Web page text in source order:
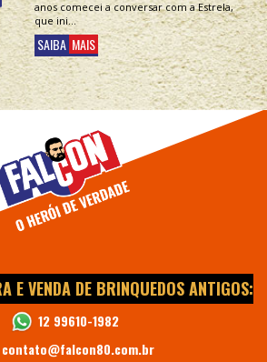
anos comecei a conversar com a Estrela,
que ini...
SAIBA MAIS
E VENDA DE BRINQUEDOS ANTIGOS:
12 99610-1982
contato@falcon80.com.br